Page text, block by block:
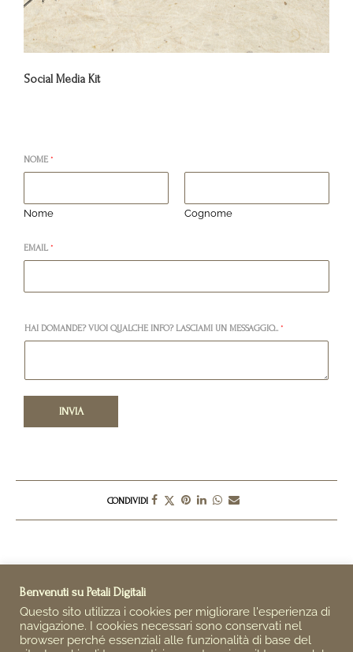
Social Media Kit
NOME *
Nome Cognome
EMAIL *
HAI DOMANDE? VUOI QUALCHE INFO? LASCIAMI UN MESSAGGIO... *
INVIA
CONDIVIDI
Benvenuti su Petali Digitali
Questo sito utilizza i cookies per migliorare l'esperienza di
navigazione. I cookies necessari sono conservati nel
browser perché essenziali alle funzionalità di base del